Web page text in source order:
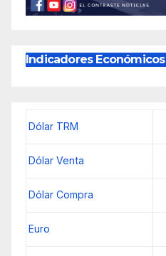
Indicadores Económicos
Dólar TRM
Dólar Venta
Dólar Compra
Euro